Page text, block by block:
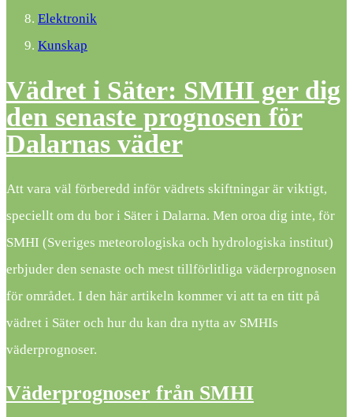
Elektronik
Kunskap
Vädret i Säter: SMHI ger dig
den senaste prognosen för
Dalarnas väder
Att vara väl förberedd inför vädrets skiftningar är viktigt,
speciellt om du bor i Säter i Dalarna. Men oroa dig inte, för
SMHI (Sveriges meteorologiska och hydrologiska institut)
erbjuder den senaste och mest tillförlitliga väderprognosen
för området. I den här artikeln kommer vi att ta en titt på
vädret i Säter och hur du kan dra nytta av SMHIs
väderprognoser.
Väderprognoser från SMHI